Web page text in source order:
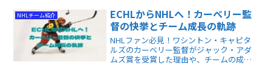
り、ホッケー観戦をより深く楽しみたい
方に最適な記事です。🏒✨
NHLチーム紹介
ECHLからNHLへ！カーベリー監
督の快挙とチーム成長の軌跡
NHLファン必見！ワシントン・キャピタ
ルズのカーベリー監督がジャック・アダ
ムズ賞を受賞した理由や、チームの成長